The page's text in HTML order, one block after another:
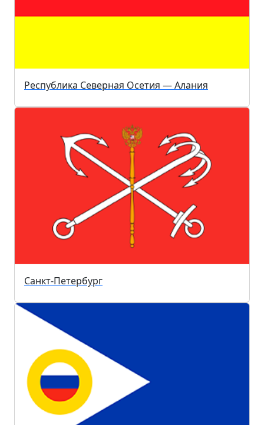
Республика Северная Осетия — Алания
Санкт-Петербург